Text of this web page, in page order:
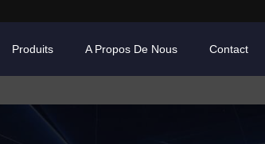
Produits A Propos De Nous Contact